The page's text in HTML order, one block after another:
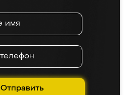
Отправить